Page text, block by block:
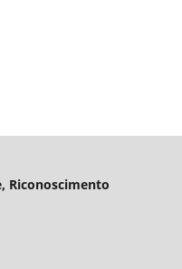
Riconoscimento